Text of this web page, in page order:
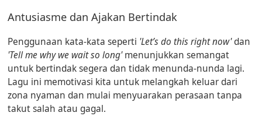
Antusiasme dan Ajakan Bertindak
Penggunaan kata-kata seperti 'Let’s do this right now'dan
'Tell me why we wait so long'menunjukkan semangat
untuk bertindak segera dan tidak menunda-nunda lagi.
Lagu ini memotivasi kita untuk melangkah keluar dari
zona nyaman dan mulai menyuarakan perasaan tanpa
takut salah atau gagal.